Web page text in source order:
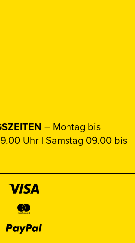
– Montag bis
Uhr | Samstag 09.00 bis